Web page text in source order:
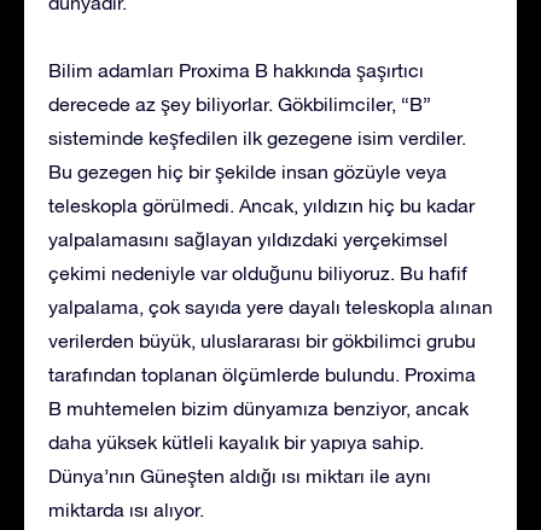
Bilim adamları Proxima B hakkında şaşırtıcı
derecede az şey biliyorlar. Gökbilimciler, “B”
sisteminde keşfedilen ilk gezegene isim verdiler.
Bu gezegen hiç bir şekilde insan gözüyle veya
teleskopla görülmedi. Ancak, yıldızın hiç bu kadar
yalpalamasını sağlayan yıldızdaki yerçekimsel
çekimi nedeniyle var olduğunu biliyoruz. Bu hafif
yalpalama, çok sayıda yere dayalı teleskopla alınan
verilerden büyük, uluslararası bir gökbilimci grubu
tarafından toplanan ölçümlerde bulundu. Proxima
B muhtemelen bizim dünyamıza benziyor, ancak
daha yüksek kütleli kayalık bir yapıya sahip.
Dünya’nın Güneşten aldığı ısı miktarı ile aynı
miktarda ısı alıyor.